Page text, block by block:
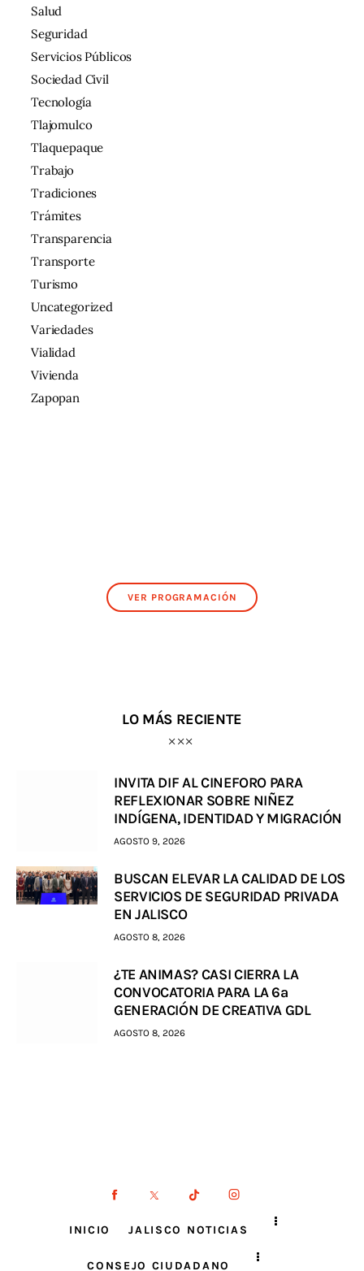
Salud
Seguridad
Servicios Públicos
Sociedad Civil
Tecnología
Tlajomulco
Tlaquepaque
Trabajo
Tradiciones
Trámites
Transparencia
Transporte
Turismo
Uncategorized
Variedades
Vialidad
Vivienda
Zapopan
VER PROGRAMACIÓN
LO MÁS RECIENTE
INVITA DIF AL CINEFORO PARA
REFLEXIONAR SOBRE NIÑEZ
INDÍGENA, IDENTIDAD Y MIGRACIÓN
AGOSTO 9, 2026
BUSCAN ELEVAR LA CALIDAD DE LOS
SERVICIOS DE SEGURIDAD PRIVADA
EN JALISCO
AGOSTO 8, 2026
¿TE ANIMAS? CASI CIERRA LA
CONVOCATORIA PARA LA 6a
GENERACIÓN DE CREATIVA GDL
AGOSTO 8, 2026
INICIO JALISCO NOTICIAS
CONSEJO CIUDADANO